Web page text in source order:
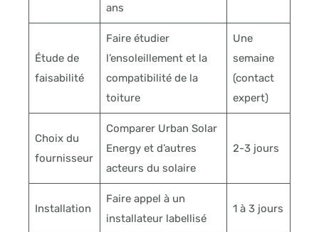
ans
Étude de
faisabilité
Faire étudier
l’ensoleillement et la
compatibilité de la
toiture
Une
semaine
(contact
expert)
Choix du
fournisseur
Comparer Urban Solar
Energy et d’autres
acteurs du solaire
2-3 jours
Installation
Faire appel à un
installateur labellisé
1 à 3 jours